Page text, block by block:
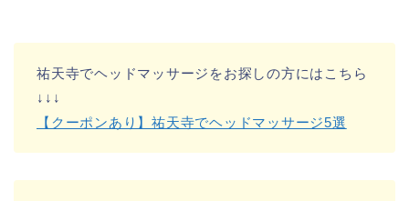
祐天寺でヘッドマッサージをお探しの方にはこちら
↓↓↓
【クーポンあり】祐天寺でヘッドマッサージ5選